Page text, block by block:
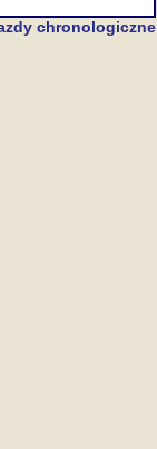
chronologiczne